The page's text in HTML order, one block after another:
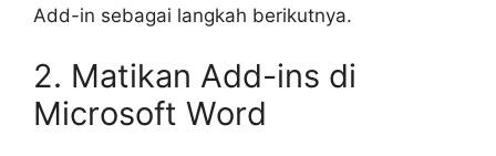
Add-in sebagai langkah berikutnya.
2. Matikan Add-ins di
Microsoft Word